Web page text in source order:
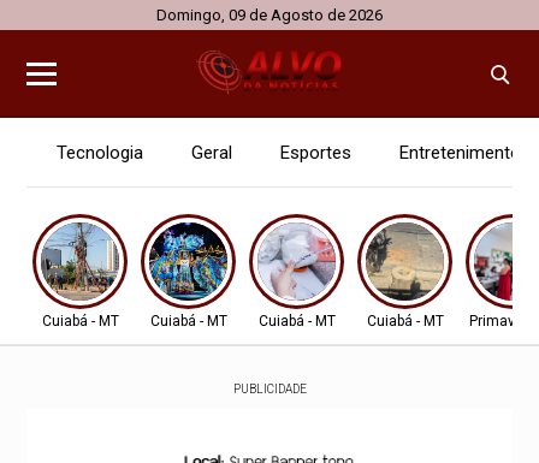
Domingo, 09 de Agosto de 2026
Tecnologia Geral Esportes Entretenimento
Cuiabá - MT Cuiabá - MT Cuiabá - MT Cuiabá - MT
PUBLICIDADE